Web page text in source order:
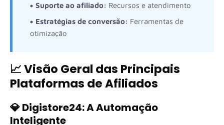
Suporte ao afiliado: Recursos e atendimento
Estratégias de conversão: Ferramentas de
otimização
📈 Visão Geral das Principais
Plataformas de Afiliados
💎 Digistore24: A Automação
Inteligente